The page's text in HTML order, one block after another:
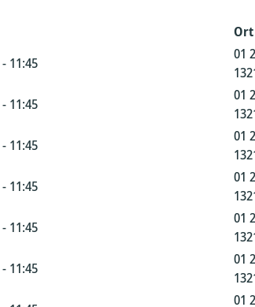
Ort
11:45
01
11:45
01
11:45
01
11:45
01
11:45
01
11:45
01
01